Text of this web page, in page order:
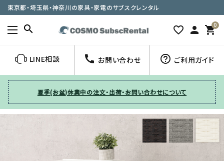
東京都・埼玉県・神奈川の家具・家電のサブスクレンタル
search favorite_border person 0
shopping_cart
LINE相談 call お問い合わせ help_outline ご利用ガイド
夏季(お盆)休業中の注文・出荷・お問い合わせについて